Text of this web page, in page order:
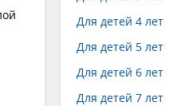
Для детей 4 лет
Для детей 5 лет
Для детей 6 лет
Для детей 7 лет